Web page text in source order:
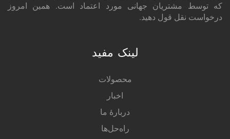
که توسط مشتریان جهانی مورد اعتماد است. همین امروز
درخواست نقل قول دهید.
لینک مفید
محصولات
اخبار
دربارهٔ ما
راه‌حل‌ها